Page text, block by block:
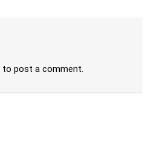
to post a comment.